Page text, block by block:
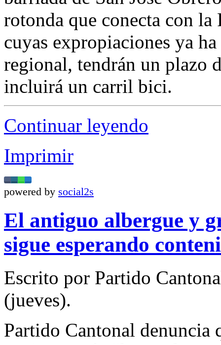
rotonda que conecta con la
cuyas expropiaciones ya
regional, tendrán un plazo
incluirá un carril bici.
Continuar leyendo
Imprimir
powered by social2s
El antiguo albergue y
sigue esperando
Escrito por Partido
(jueves).
Partido Cantonal denuncia